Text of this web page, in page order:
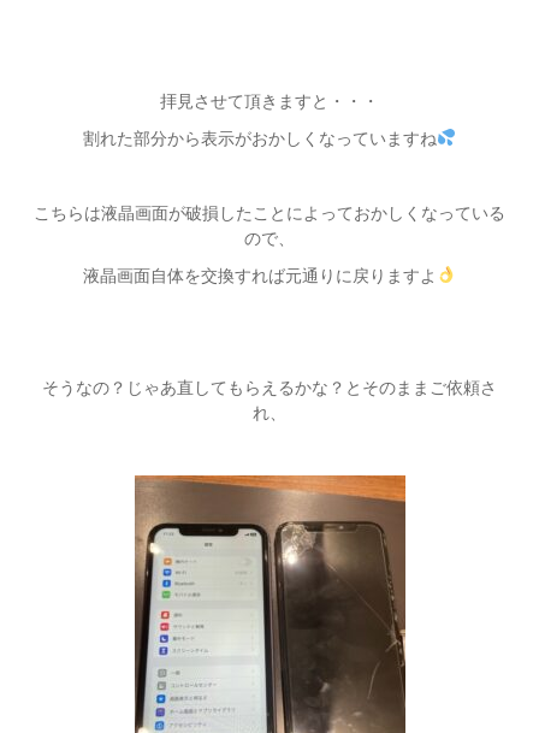
拝見させて頂きますと・・・
割れた部分から表示がおかしくなっていますね
こちらは液晶画面が破損したことによっておかしくなっている
ので、
液晶画面自体を交換すれば元通りに戻りますよ
そうなの？じゃあ直してもらえるかな？とそのままご依頼さ
れ、